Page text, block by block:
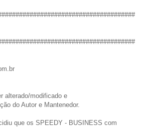
alterado/modificado e
do Autor e Mantenedor.
que os SPEEDY - BUSINESS com